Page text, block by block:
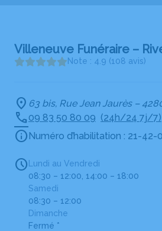
Villeneuve Funéraire –
Note : 4.9 (108 avis)
63 bis, Rue Jean Jaurès –
09 83 50 80 09 (24h/24 7j/7)
Numéro d’habilitation : 21-42-
Lundi au Vendredi
08:30 – 12:00, 14:00 – 18:00
Samedi
08:30 – 12:00
Dimanche
Fermé *